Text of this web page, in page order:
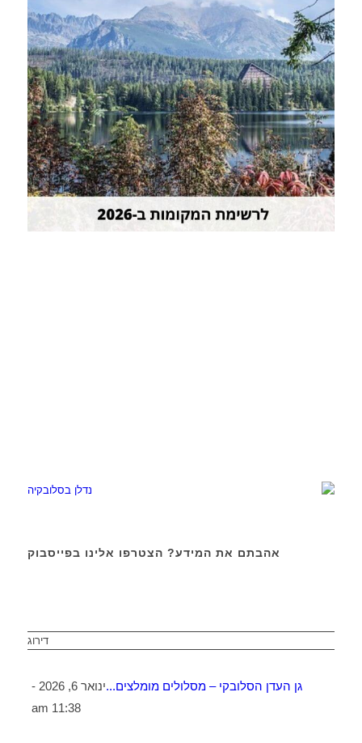
אהבתם את המידע? הצטרפו אלינו בפייסבוק
דירוג
גן העדן הסלובקי – מסלולים מומלצים...
ינואר 6, 2026 -
11:38 am